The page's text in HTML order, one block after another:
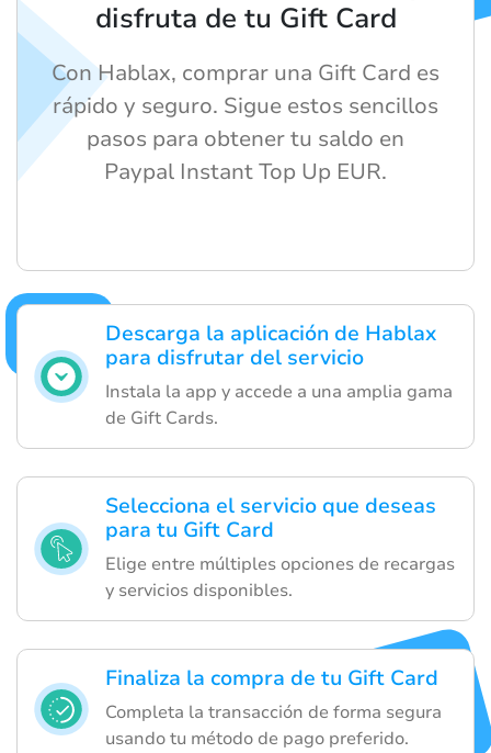
Descarga la aplicación de Hablax
para disfrutar del servicio
Instala la app y accede a una amplia gama
de Gift Cards.
Selecciona el servicio que deseas
para tu Gift Card
Elige entre múltiples opciones de recargas
y servicios disponibles.
Finaliza la compra de tu Gift Card
Completa la transacción de forma segura
usando tu método de pago preferido.
disfruta de tu Gift Card
Con Hablax, comprar una Gift Card es
rápido y seguro. Sigue estos sencillos
pasos para obtener tu saldo en
Paypal Instant Top Up EUR.